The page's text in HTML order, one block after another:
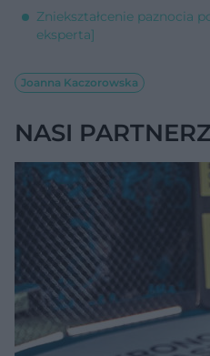
Zniekształcenie paznocia
eksperta]
Joanna Kaczorowska
NASI